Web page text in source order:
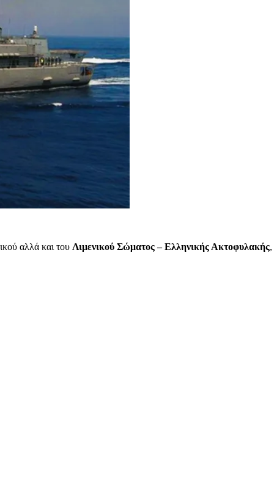
αλλά και του Λιμενικού Σώματος – Ελληνικής Ακτοφυλακής